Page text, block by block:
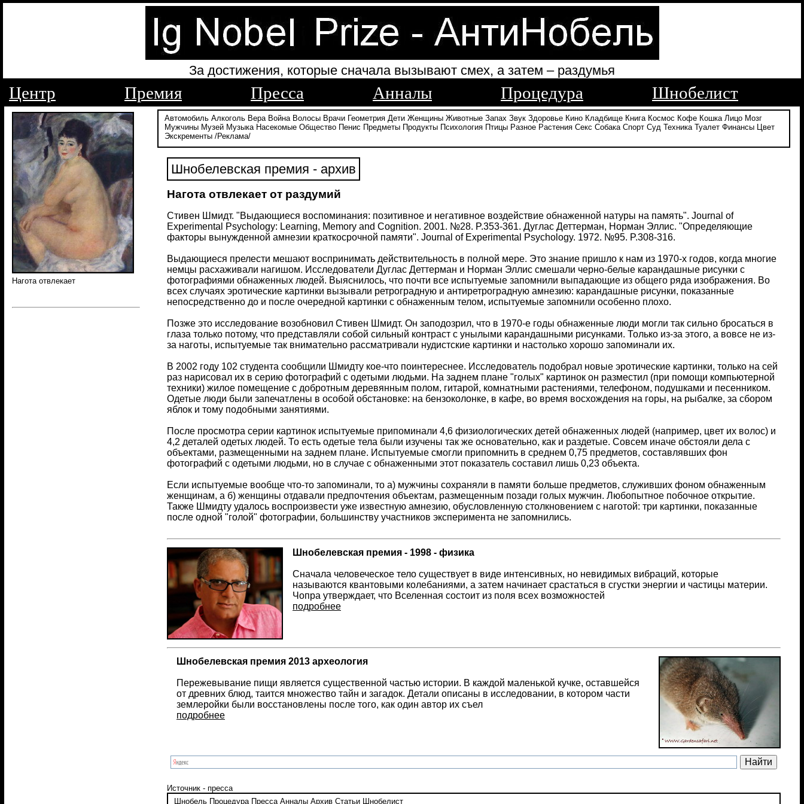
За достижения, которые сначала вызывают смех, а затем – раздумья
Центр Премия Пресса Анналы Процедура Шнобелист
Нагота отвлекает
Автомобиль Алкоголь Вера Война Волосы Врачи Геометрия Дети Женщины Животные Запах Звук Здоровье Кино Кладбище Книга Космос Кофе Кошка Лицо Мозг
Мужчины Музей Музыка Насекомые Общество Пенис Предметы Продукты Психология Птицы Разное Растения Секс Собака Спорт Суд Техника Туалет Финансы
Цвет
Экскременты /Реклама/
Шнобелевская премия - архив
Нагота отвлекает от раздумий
Стивен Шмидт. "Выдающиеся воспоминания: позитивное и негативное воздействие обнаженной натуры на память". Journal of
Experimental Psychology: Learning, Memory and Cognition. 2001. №28. P.353-361. Дуглас Деттерман, Норман Эллис. "Определяющие
факторы вынужденной амнезии краткосрочной памяти". Journal of Experimental Psychology. 1972. №95. P.308-316.
Выдающиеся прелести мешают воспринимать действительность в полной мере. Это знание пришло к нам из 1970-х годов, когда многие
немцы расхаживали нагишом. Исследователи Дуглас Деттерман и Норман Эллис смешали черно-белые карандашные рисунки с
фотографиями обнаженных людей. Выяснилось, что почти все испытуемые запомнили выпадающие из общего ряда изображения. Во
всех случаях эротические картинки вызывали ретроградную и антиретроградную амнезию: карандашные рисунки, показанные
непосредственно до и после очередной картинки с обнаженным телом, испытуемые запомнили особенно плохо.
Позже это исследование возобновил Стивен Шмидт. Он заподозрил, что в 1970-е годы обнаженные люди могли так сильно бросаться в
глаза только потому, что представляли собой сильный контраст с унылыми карандашными рисунками. Только из-за этого, а вовсе не из-
за наготы, испытуемые так внимательно рассматривали нудистские картинки и настолько хорошо запоминали их.
В 2002 году 102 студента сообщили Шмидту кое-что поинтереснее. Исследователь подобрал новые эротические картинки, только на сей
раз нарисовал их в серию фотографий с одетыми людьми. На заднем плане "голых" картинок он разместил (при помощи компьютерной
техники) жилое помещение с добротным деревянным полом, гитарой, комнатными растениями, телефоном, подушками и песенником.
Одетые люди были запечатлены в особой обстановке: на бензоколонке, в кафе, во время восхождения на горы, на рыбалке, за сбором
яблок и тому подобными занятиями.
После просмотра серии картинок испытуемые припоминали 4,6 физиологических детей обнаженных людей (например, цвет их волос) и
4,2 деталей одетых людей. То есть одетые тела были изучены так же основательно, как и раздетые. Совсем иначе обстояли дела с
объектами, размещенными на заднем плане. Испытуемые смогли припомнить в среднем 0,75 предметов, составлявших фон
фотографий с одетыми людьми, но в случае с обнаженными этот показатель составил лишь 0,23 объекта.
Если испытуемые вообще что-то запоминали, то а) мужчины сохраняли в памяти больше предметов, служивших фоном обнаженным
женщинам, а б) женщины отдавали предпочтения объектам, размещенным позади голых мужчин. Любопытное побочное открытие.
Также Шмидту удалось воспроизвести уже известную амнезию, обусловленную столкновением с наготой: три картинки, показанные
после одной "голой" фотографии, большинству участников эксперимента не запомнились.
Шнобелевская премия - 1998 - физика
Сначала человеческое тело существует в виде интенсивных, но невидимых вибраций, которые
называются квантовыми колебаниями, а затем начинает срастаться в сгустки энергии и частицы материи.
Чопра утверждает, что Вселенная состоит из поля всех возможностей
подробнее
Шнобелевская премия 2013 археология
Пережевывание пищи является существенной частью истории. В каждой маленькой кучке, оставшейся
от древних блюд, таится множество тайн и загадок. Детали описаны в исследовании, в котором части
землеройки были восстановлены после того, как один автор их съел
подробнее
Источник - пресса
Шнобель Процедура Пресса Анналы Архив Статьи Шнобелист